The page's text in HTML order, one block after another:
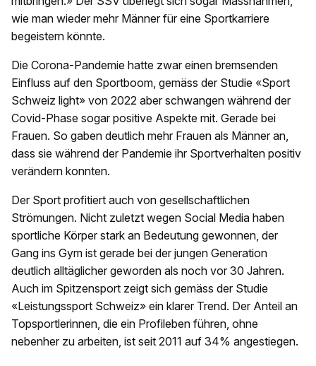
wie man wieder mehr Männer für eine Sportkarriere
begeistern könnte.
Die Corona-Pandemie hatte zwar einen bremsenden
Einfluss auf den Sportboom, gemäss der Studie «Sport
Schweiz light» von 2022 aber schwangen während der
Covid-Phase sogar positive Aspekte mit. Gerade bei
Frauen. So gaben deutlich mehr Frauen als Männer an,
dass sie während der Pandemie ihr Sportverhalten positiv
verändern konnten.
Der Sport profitiert auch von gesellschaftlichen
Strömungen. Nicht zuletzt wegen Social Media haben
sportliche Körper stark an Bedeutung gewonnen, der
Gang ins Gym ist gerade bei der jungen Generation
deutlich alltäglicher geworden als noch vor 30 Jahren.
Auch im Spitzensport zeigt sich gemäss der Studie
«Leistungssport Schweiz» ein klarer Trend. Der Anteil an
Topsportlerinnen, die ein Profileben führen, ohne
nebenher zu arbeiten, ist seit 2011 auf 34% angestiegen.